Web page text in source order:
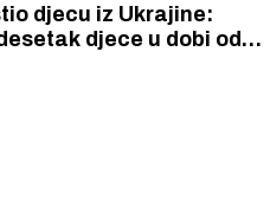
djecu iz Ukrajine:
djece u dobi od